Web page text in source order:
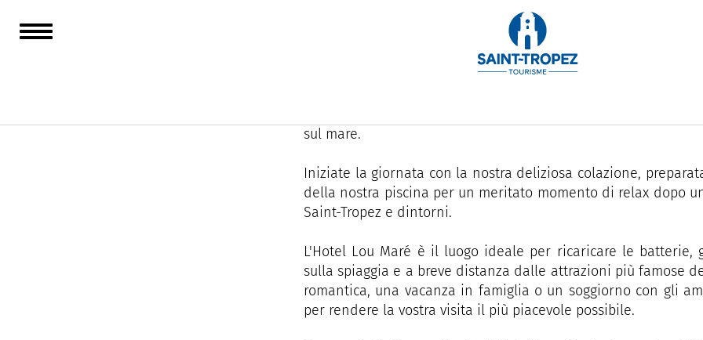
Situato a soli 10 minuti dal vivace centro di Saint-Tropez,
indimenticabile con vista sulla splendida spiaggia di La
sul mare.
Iniziate la giornata con la nostra deliziosa colazione,
della nostra piscina per un meritato momento di relax dopo
Saint-Tropez e dintorni.
L'Hotel Lou Maré è il luogo ideale per ricaricare le batterie,
sulla spiaggia e a breve distanza dalle attrazioni più famose
romantica, una vacanza in famiglia o un soggiorno con gli
per rendere la vostra visita il più piacevole possibile.